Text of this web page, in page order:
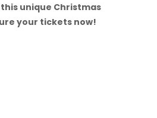
this unique Christmas
your tickets now!